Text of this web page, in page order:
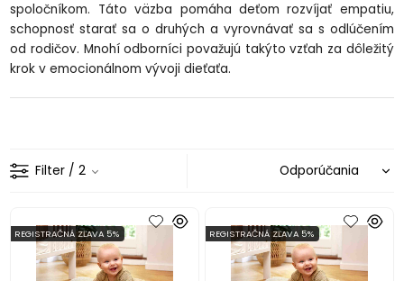
spoločníkom. Táto väzba pomáha deťom rozvíjať empatiu,
schopnosť starať sa o druhých a vyrovnávať sa s odlúčením
od rodičov. Mnohí odborníci považujú takýto vzťah za dôležitý
krok v emocionálnom vývoji dieťaťa.
Filter / 2
REGISTRAČNÁ ZĽAVA 5% REGISTRAČNÁ ZĽAVA 5%